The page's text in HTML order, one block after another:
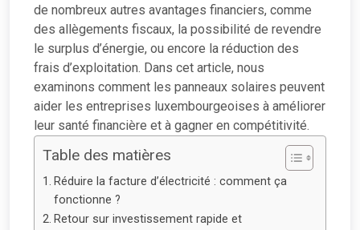
de nombreux autres avantages financiers, comme
des allègements fiscaux, la possibilité de revendre
le surplus d’énergie, ou encore la réduction des
frais d’exploitation. Dans cet article, nous
examinons comment les panneaux solaires peuvent
aider les entreprises luxembourgeoises à améliorer
leur santé financière et à gagner en compétitivité.
Table des matières
Réduire la facture d’électricité : comment ça
fonctionne ?
Retour sur investissement rapide et